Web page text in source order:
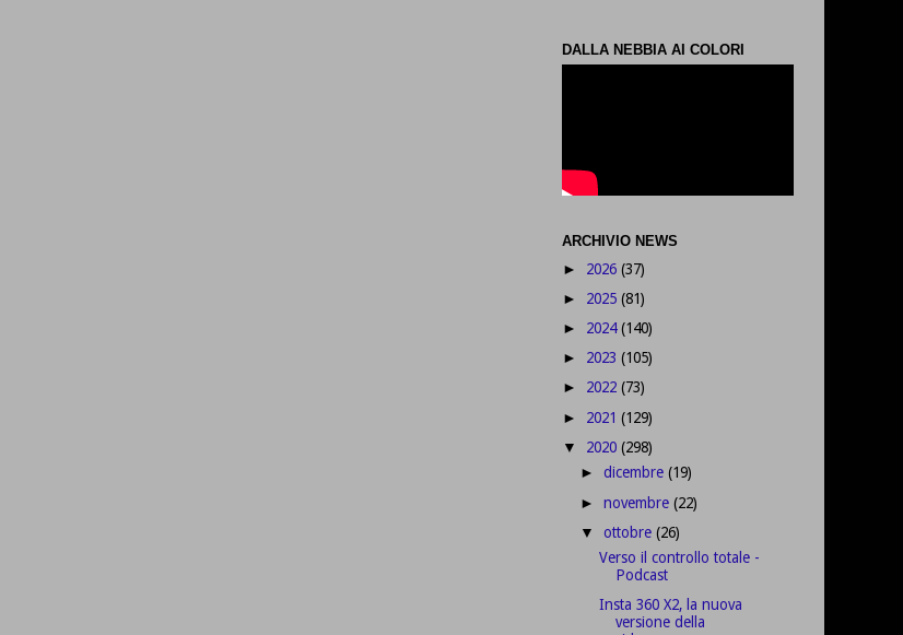
DALLA NEBBIA AI COLORI
ARCHIVIO NEWS
► 2026 (37)
► 2025 (81)
► 2024(140)
► 2023 (105)
► 2022 (73)
► 2021 (129)
▼ 2020 (298)
►dicembre(19)
►novembre(22)
▼ottobre(26)
Verso il controllo totale -
Podcast
Insta 360 X2, la nuova
versione della